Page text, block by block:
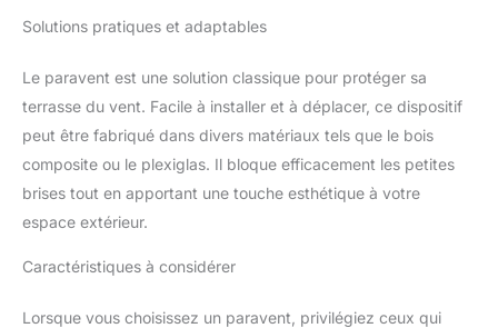
Solutions pratiques et adaptables
Le paravent est une solution classique pour protéger sa
terrasse du vent. Facile à installer et à déplacer, ce dispositif
peut être fabriqué dans divers matériaux tels que le bois
composite ou le plexiglas. Il bloque efficacement les petites
brises tout en apportant une touche esthétique à votre
espace extérieur.
Caractéristiques à considérer
Lorsque vous choisissez un paravent, privilégiez ceux qui